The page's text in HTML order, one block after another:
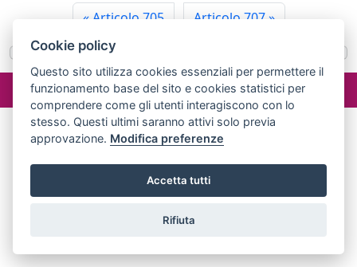
«Articolo 705 Articolo 707»
©2024 misterlex.it - redazione@misterlex.it-Privacy - P.I.
02029690472
Cookie policy
Questo sito utilizza cookies essenziali per permettere il
funzionamento base del sito e cookies statistici per
comprendere come gli utenti interagiscono con lo
stesso. Questi ultimi saranno attivi solo previa
approvazione. Modifica preferenze
Accetta tutti
Rifiuta